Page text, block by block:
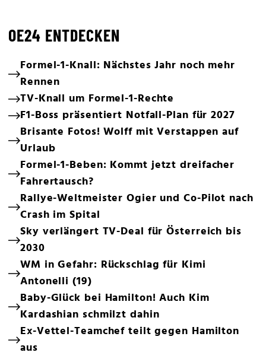
OE24 ENTDECKEN
Formel-1-Knall: Nächstes Jahr noch mehr
Rennen
TV-Knall um Formel-1-Rechte
F1-Boss präsentiert Notfall-Plan für 2027
Brisante Fotos! Wolff mit Verstappen auf
Urlaub
Formel-1-Beben: Kommt jetzt dreifacher
Fahrertausch?
Rallye-Weltmeister Ogier und Co-Pilot nach
Crash im Spital
Sky verlängert TV-Deal für Österreich bis
2030
WM in Gefahr: Rückschlag für Kimi
Antonelli (19)
Baby-Glück bei Hamilton! Auch Kim
Kardashian schmilzt dahin
Ex-Vettel-Teamchef teilt gegen Hamilton
aus